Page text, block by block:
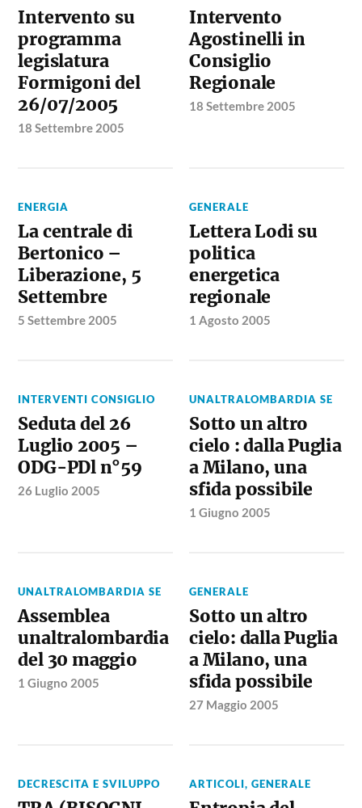
Intervento su
programma
legislatura
Formigoni del
26/07/2005
18 Settembre 2005
Intervento
Agostinelli in
Consiglio
Regionale
18 Settembre 2005
ENERGIA
La centrale di
Bertonico –
Liberazione, 5
Settembre
5 Settembre 2005
GENERALE
Lettera Lodi su
politica
energetica
regionale
1 Agosto 2005
INTERVENTI CONSIGLIO
Seduta del 26
Luglio 2005 –
ODG-PDl n°59
26 Luglio 2005
UNALTRALOMBARDIA SE
Sotto un altro
cielo : dalla Puglia
a Milano, una
sfida possibile
1 Giugno 2005
UNALTRALOMBARDIA SE
Assemblea
unaltralombardia
del 30 maggio
1 Giugno 2005
GENERALE
Sotto un altro
cielo: dalla Puglia
a Milano, una
sfida possibile
27 Maggio 2005
DECRESCITA E SVILUPPO ARTICOLI,GENERALE